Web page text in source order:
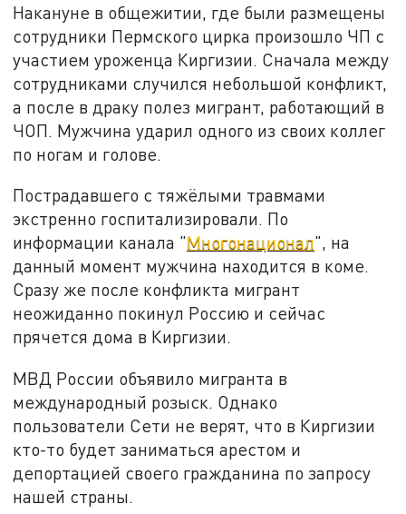
Накануне в общежитии, где были размещены
сотрудники Пермского цирка произошло ЧП с
участием уроженца Киргизии. Сначала между
сотрудниками случился небольшой конфликт,
а после в драку полез мигрант, работающий в
ЧОП. Мужчина ударил одного из своих коллег
по ногам и голове.
Пострадавшего с тяжёлыми травмами
экстренно госпитализировали. По
информации канала "Многонационал", на
данный момент мужчина находится в коме.
Сразу же после конфликта мигрант
неожиданно покинул Россию и сейчас
прячется дома в Киргизии.
МВД России объявило мигранта в
международный розыск. Однако
пользователи Сети не верят, что в Киргизии
кто-то будет заниматься арестом и
депортацией своего гражданина по запросу
нашей страны.